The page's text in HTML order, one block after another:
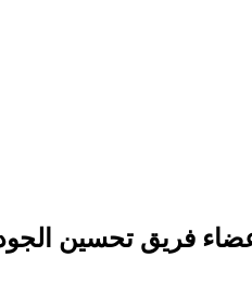
فريق تحسين